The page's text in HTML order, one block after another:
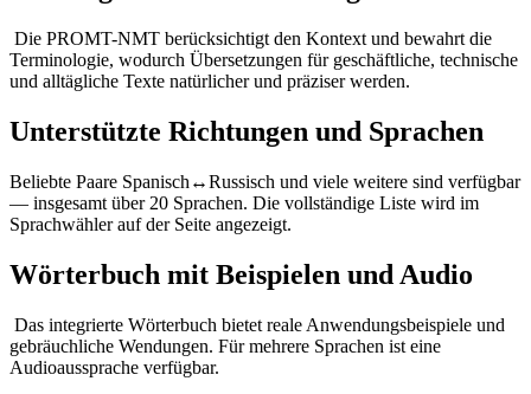
Die PROMT-NMT berücksichtigt den Kontext und bewahrt die
Terminologie, wodurch Übersetzungen für geschäftliche, technische
und alltägliche Texte natürlicher und präziser werden.
Unterstützte Richtungen und Sprachen
Beliebte Paare Spanisch↔Russisch und viele weitere sind verfügbar
— insgesamt über 20 Sprachen. Die vollständige Liste wird im
Sprachwähler auf der Seite angezeigt.
Wörterbuch mit Beispielen und Audio
Das integrierte Wörterbuch bietet reale Anwendungsbeispiele und
gebräuchliche Wendungen. Für mehrere Sprachen ist eine
Audioaussprache verfügbar.